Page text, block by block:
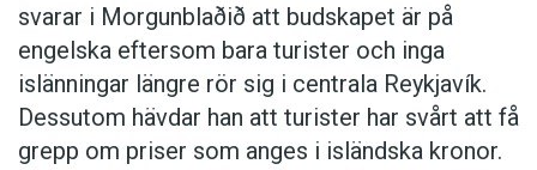
– De konstruerade språkens historia har
handlat om att hitta den perfekta lösningen.
Men i slutändan är det inte perfektion vi vill ha.
Vi vill ha något som känns naturligt.
tusentals med samma intresse.
Det började med ett forum på Listserv 1991.
Därifrån växte grupperna på webbplatser som
Friendster och Myspace. I slutet av 1990-talet
svarar i Morgunblaðið att budskapet är på
engelska eftersom bara turister och inga
islänningar längre rör sig i centrala Reykjavík.
Dessutom hävdar han att turister har svårt att få
grepp om priser som anges i isländska kronor.